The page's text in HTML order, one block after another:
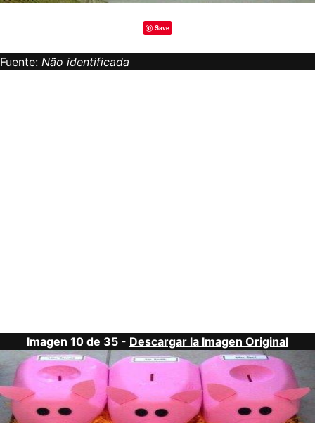
Save
Fuente: Não identificada
Imagen 10 de 35 - Descargar la Imagen Original